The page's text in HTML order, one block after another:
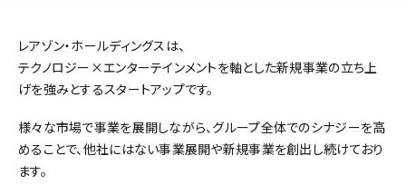
レアゾン・ホールディングスは、
テクノロジー×エンターテインメントを軸とした新規事業の立ち上
げを強みとするスタートアップです。
様々な市場で事業を展開しながら、グループ全体でのシナジーを高
めることで、他社にはない事業展開や新規事業を創出し続けており
ます。